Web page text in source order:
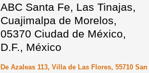
ABC Santa Fe, Las Tinajas,
Cuajimalpa de Morelos,
05370 Ciudad de México,
D.F., México
De Azaleas 113, Villa de Las Flores, 55710 San